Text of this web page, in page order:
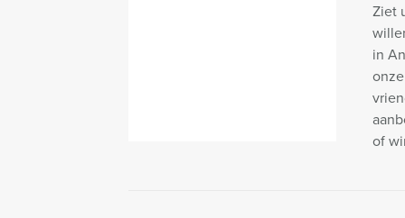
Ziet
in
of